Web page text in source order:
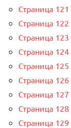
Страница 121
Страница 122
Страница 123
Страница 124
Страница 125
Страница 126
Страница 127
Страница 128
Страница 129